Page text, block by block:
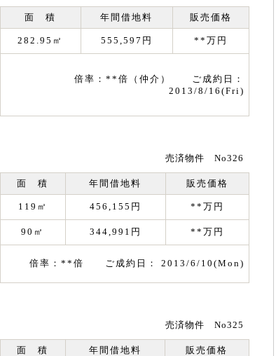
面 積 年間借地料 販売価格
282.95㎡ 555,597円 **万円
倍率：**倍（仲介） ご成約日：
2013/8/16(Fri)
売済物件 No326
面 積 年間借地料 販売価格
119㎡ 456,155円 **万円
90㎡ 344,991円 **万円
倍率：**倍 ご成約日： 2013/6/10(Mon)
売済物件 No325
面 積 年間借地料 販売価格